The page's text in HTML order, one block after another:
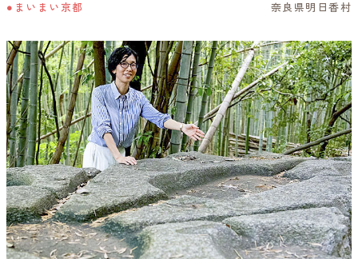
●まいまい京都 奈良県明日香村